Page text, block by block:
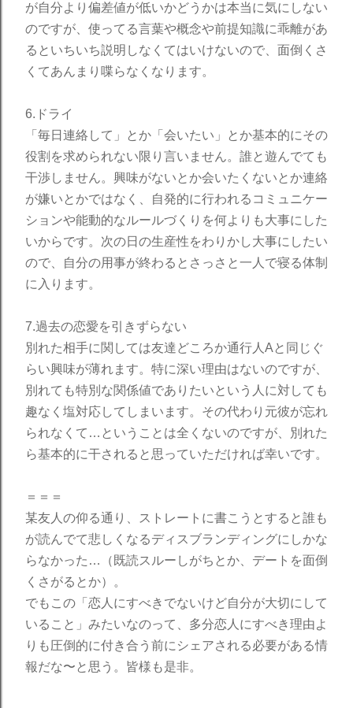
が自分より偏差値が低いかどうかは本当に気にしない
のですが、使ってる言葉や概念や前提知識に乖離があ
るといちいち説明しなくてはいけないので、面倒くさ
くてあんまり喋らなくなります。
6.ドライ
「毎日連絡して」とか「会いたい」とか基本的にその
役割を求められない限り言いません。誰と遊んでても
干渉しません。興味がないとか会いたくないとか連絡
が嫌いとかではなく、自発的に行われるコミュニケー
ションや能動的なルールづくりを何よりも大事にした
いからです。次の日の生産性をわりかし大事にしたい
ので、自分の用事が終わるとさっさと一人で寝る体制
に入ります。
7.過去の恋愛を引きずらない
別れた相手に関しては友達どころか通行人Aと同じぐ
らい興味が薄れます。特に深い理由はないのですが、
別れても特別な関係値でありたいという人に対しても
趣なく塩対応してしまいます。その代わり元彼が忘れ
られなくて…ということは全くないのですが、別れた
ら基本的に干されると思っていただければ幸いです。
＝＝＝
某友人の仰る通り、ストレートに書こうとすると誰も
が読んでて悲しくなるディスブランディングにしかな
らなかった…（既読スルーしがちとか、デートを面倒
くさがるとか）。
でもこの「恋人にすべきでないけど自分が大切にして
いること」みたいなのって、多分恋人にすべき理由よ
りも圧倒的に付き合う前にシェアされる必要がある情
報だな〜と思う。皆様も是非。